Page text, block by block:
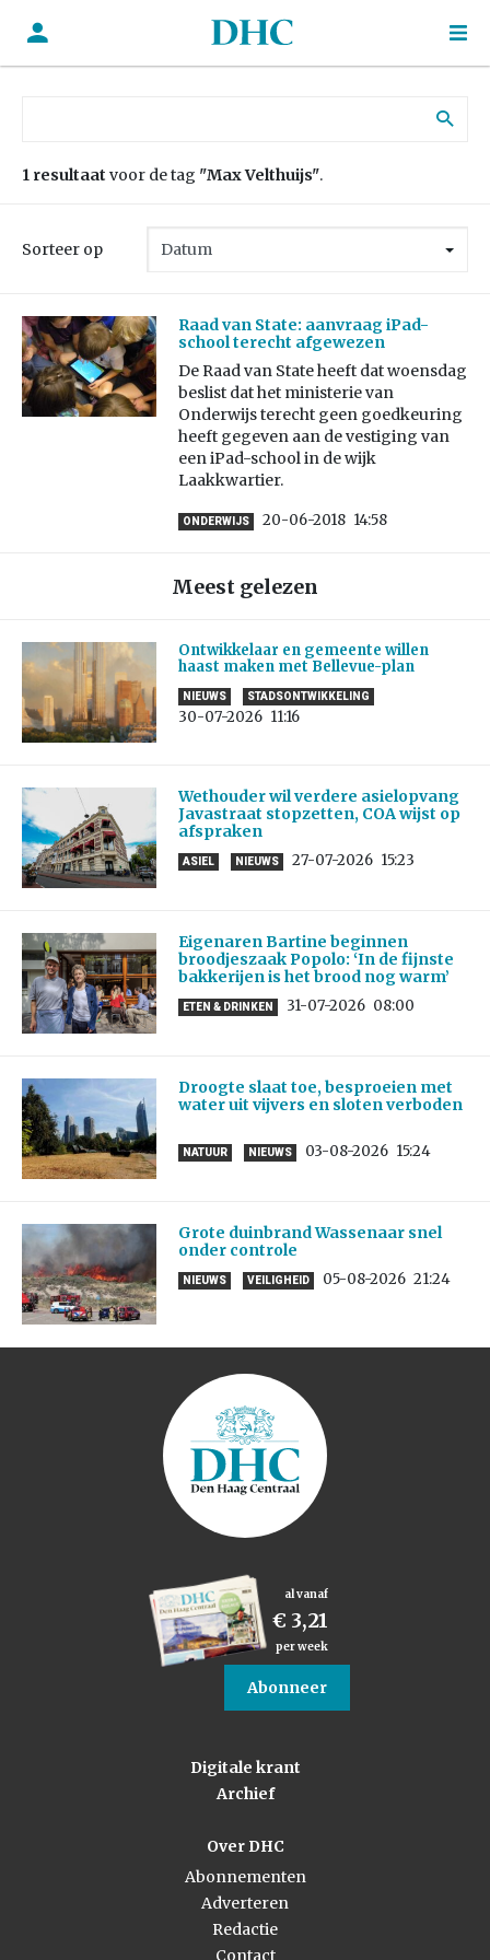
1 resultaat voor de tag "Max Velthuijs".
Sorteer op
Raad van State: aanvraag iPad-
school terecht afgewezen
De Raad van State heeft dat woensdag
beslist dat het ministerie van
Onderwijs terecht geen goedkeuring
heeft gegeven aan de vestiging van
een iPad-school in de wijk
Laakkwartier.
ONDERWIJS 20-06-2018 14:58
Meest gelezen
Ontwikkelaar en gemeente willen
haast maken met Bellevue-plan
NIEUWS STADSONTWIKKELING
30-07-2026 11:16
Wethouder wil verdere asielopvang
Javastraat stopzetten, COA wijst op
afspraken
ASIEL NIEUWS 27-07-2026 15:23
Eigenaren Bartine beginnen
broodjeszaak Popolo: ‘In de fijnste
bakkerijen is het brood nog warm’
ETEN & DRINKEN 31-07-2026 08:00
Droogte slaat toe, besproeien met
water uit vijvers en sloten verboden
NATUUR NIEUWS 03-08-2026 15:24
Grote duinbrand Wassenaar snel
onder controle
NIEUWS VEILIGHEID 05-08-2026 21:24
al vanaf
€ 3,21
per week
Abonneer
Digitale krant
Archief
Over DHC
Abonnementen
Adverteren
Redactie
Contact